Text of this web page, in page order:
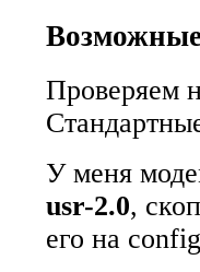
Проверяем
У меня
usr-2.0,
его на